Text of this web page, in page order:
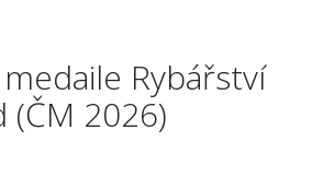
Rybářství
(ČM 2026)